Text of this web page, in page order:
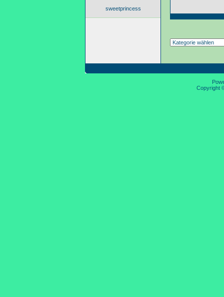
sweetprincess
Copyright